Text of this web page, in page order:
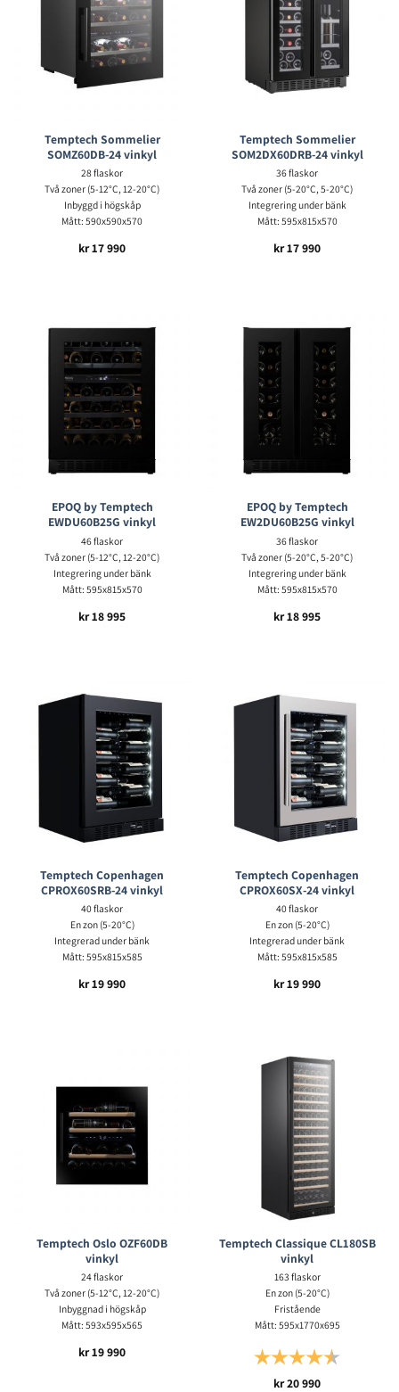
Temptech Sommelier
SOMZ60DB-24 vinkyl
28 flaskor
Två zoner (5-12°C, 12-20°C)
Inbyggd i högskåp
Mått: 590x590x570
kr17 990
Temptech Sommelier
SOM2DX60DRB-24 vinkyl
36 flaskor
Två zoner (5-20°C, 5-20°C)
Integrering under bänk
Mått: 595x815x570
kr17 990
EPOQ by Temptech
EWDU60B25G vinkyl
46 flaskor
Två zoner (5-12°C, 12-20°C)
Integrering under bänk
Mått: 595x815x570
kr18 995
EPOQ by Temptech
EW2DU60B25G vinkyl
36 flaskor
Två zoner (5-20°C, 5-20°C)
Integrering under bänk
Mått: 595x815x570
kr18 995
Temptech Copenhagen
CPROX60SRB-24 vinkyl
40 flaskor
En zon (5-20°C)
Integrerad under bänk
Mått: 595x815x585
kr19 990
Temptech Copenhagen
CPROX60SX-24 vinkyl
40 flaskor
En zon (5-20°C)
Integrerad under bänk
Mått: 595x815x585
kr19 990
Temptech Oslo OZF60DB
vinkyl
24 flaskor
Två zoner (5-12°C, 12-20°C)
Inbyggnad i högskåp
Mått: 593x595x565
kr19 990
Temptech Classique CL180SB
vinkyl
163 flaskor
En zon (5-20°C)
Fristående
Mått: 595x1770x695
Betyg:
kr20 990